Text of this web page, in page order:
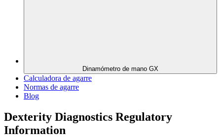
Dinamómetro de mano GX
Calculadora de agarre
Normas de agarre
Blog
Dexterity Diagnostics Regulatory
Information